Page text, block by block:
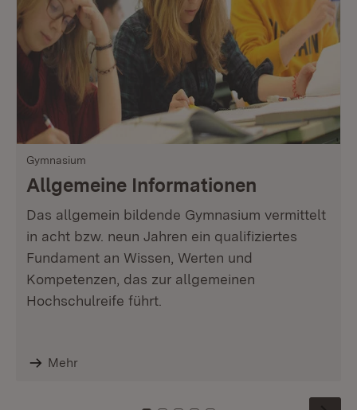
Gymnasium
Allgemeine Informationen
Das allgemein bildende Gymnasium vermittelt
in acht bzw. neun Jahren ein qualifiziertes
Fundament an Wissen, Werten und
Kompetenzen, das zur allgemeinen
Hochschulreife führt.
Mehr